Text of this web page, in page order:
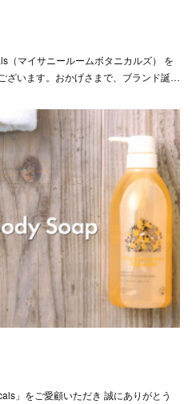
（マイサニールームボタニカルズ） を
ざいます。おかげさまで、ブランド誕…
」をご愛顧いただき 誠にありがとう